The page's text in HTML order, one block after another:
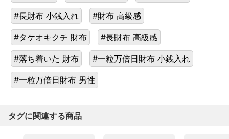
#長財布 小銭入れ #財布 高級感
#タケオキクチ 財布 #長財布 高級感
#落ち着いた 財布 #一粒万倍日財布 小銭入れ
#一粒万倍日財布 男性
タグに関連する商品